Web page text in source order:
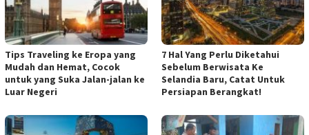
Tips Traveling ke Eropa yang
Mudah dan Hemat, Cocok
untuk yang Suka Jalan-jalan ke
Luar Negeri
7 Hal Yang Perlu Diketahui
Sebelum Berwisata Ke
Selandia Baru, Catat Untuk
Persiapan Berangkat!